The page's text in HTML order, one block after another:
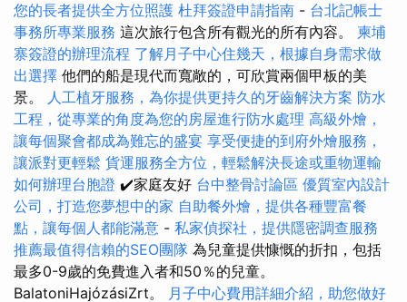
您的長者提供全方位照護 杜拜簽證申請指南 - 台北記帳士
事務所專業服務 這次旅行包含所有觀光的所有內容。 柬埔
寨簽證的辦理流程 了解月子中心住幾天，根據自身需求做
出選擇 他們的船是現代而寬敞的，可欣賞兩個甲板的美
景。 人工植牙服務，為你提供更持久的牙齒解決方案 防水
工程，從專業的角度為您的房屋進行防水處理 高級外燴，
讓每個聚會都成為難忘的盛宴 享受便捷的到府外燴服務，
讓派對更輕鬆 貨運服務全方位，輕鬆解決長途或重物運輸
如何辦理台胞證 ✔️家庭友好 台中整骨討論區 優質室內設計
公司，打造您夢想中的家 自助餐外燴，提供各種豐富餐
點，讓每個人都能滿意 - 私家偵探社，提供隱密調查服務
推薦最值得信賴的SEO團隊 為兒童提供慷慨的折扣，包括
最多0-9歲的免費進入者和50％的兒童。
BalatoniHajózásiZrt。 月子中心費用詳細介紹，助您做好